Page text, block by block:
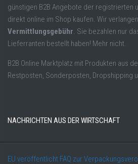
günstigen B2B Angebote der registrierten
direkt online im Shop kaufen. Wir verlangen
Vermittlungsgebühr. Sie bezahlen nur
Lieferranten bestellt haben! Mehr nicht.
B2B Online Marktplatz mit Produkten aus
Restposten, Sonderposten, Dropshipping
NACHRICHTEN AUS DER WIRTSCHAFT
EU veröffentlicht FAQ zur